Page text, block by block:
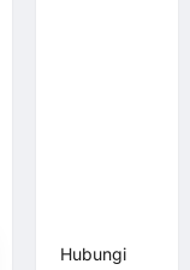
Hubungi